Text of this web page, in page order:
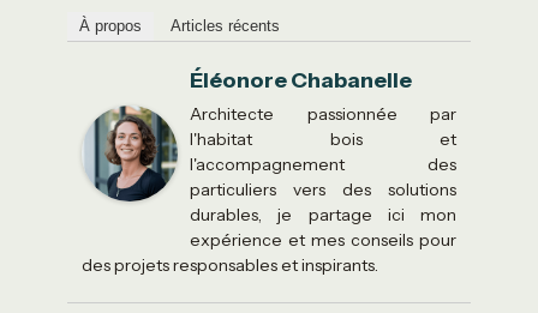
À propos Articles récents
Éléonore Chabanelle
Architecte passionnée par
l'habitat bois et
l'accompagnement des
particuliers vers des solutions
durables, je partage ici mon
expérience et mes conseils pour
des projets responsables et inspirants.